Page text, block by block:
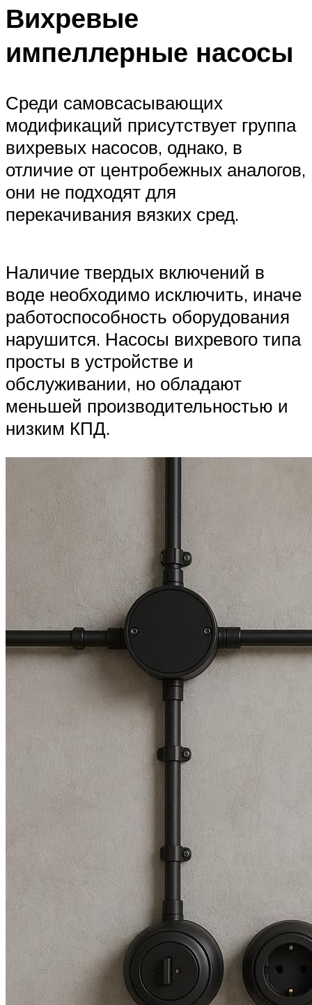
Вихревые
импеллерные насосы
Среди самовсасывающих
модификаций присутствует группа
вихревых насосов, однако, в
отличие от центробежных аналогов,
они не подходят для
перекачивания вязких сред.
Наличие твердых включений в
воде необходимо исключить, иначе
работоспособность оборудования
нарушится. Насосы вихревого типа
просты в устройстве и
обслуживании, но обладают
меньшей производительностью и
низким КПД.